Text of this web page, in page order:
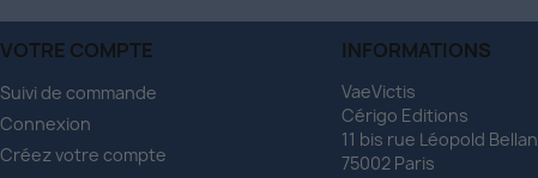
VOTRE COMPTE
Suivi de commande
Connexion
Créez votre compte
INFORMATIONS
VaeVictis
Cérigo Editions
11 bis rue Léopold Bellan
75002 Paris